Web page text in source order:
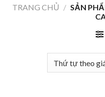
TRANG CHỦ / SẢN